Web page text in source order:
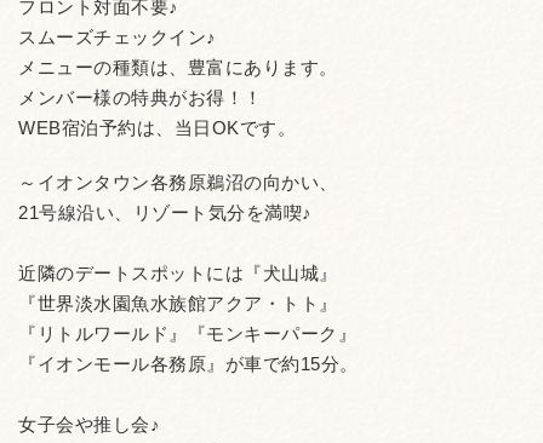
フロント対面不要♪
スムーズチェックイン♪
メニューの種類は、豊富にあります。
メンバー様の特典がお得！！
WEB宿泊予約は、当日OKです。
～イオンタウン各務原鵜沼の向かい、
21号線沿い、リゾート気分を満喫♪
近隣のデートスポットには『犬山城』
『世界淡水園魚水族館アクア・トト』
『リトルワールド』『モンキーパーク』
『イオンモール各務原』が車で約15分。
女子会や推し会♪